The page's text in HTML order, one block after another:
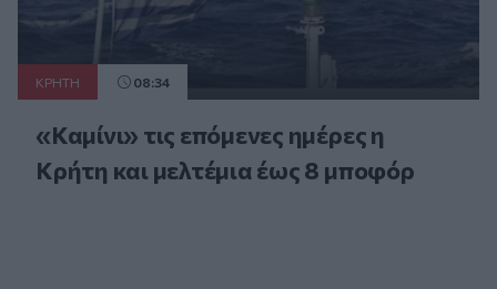
ΚΡΗΤΗ 08:34
«Καμίνι» τις επόμενες ημέρες η
Κρήτη και μελτέμια έως 8 μποφόρ